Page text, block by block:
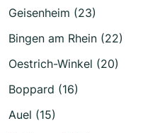
Geisenheim (23)
Bingen am Rhein (22)
Oestrich-Winkel (20)
Boppard (16)
Auel (15)